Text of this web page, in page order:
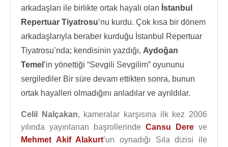
arkadaşları ile birlikte ortak hayali olan İstanbul
Repertuar Tiyatrosu’nu kurdu. Çok kısa bir dönem
arkadaşlarıyla beraber kurduğu İstanbul Repertuar
Tiyatrosu’nda; kendisinin yazdığı, Aydoğan
Temel ’in yönettiği “Sevgili Sevgilim” oyununu
sergilediler Bir süre devam ettikten sonra, bunun
ortak hayalleri olmadığını anladılar ve ayrıldılar.
Celil Nalçakan, kameralar karşısına ilk kez 2006
yılında yayınlanan başrollerinde Cansu Dere ve
Mehmet Akif Alakurt’un oynadığı Sıla dizisi ile